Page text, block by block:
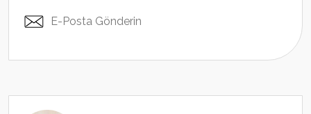
E-Posta Gönderin